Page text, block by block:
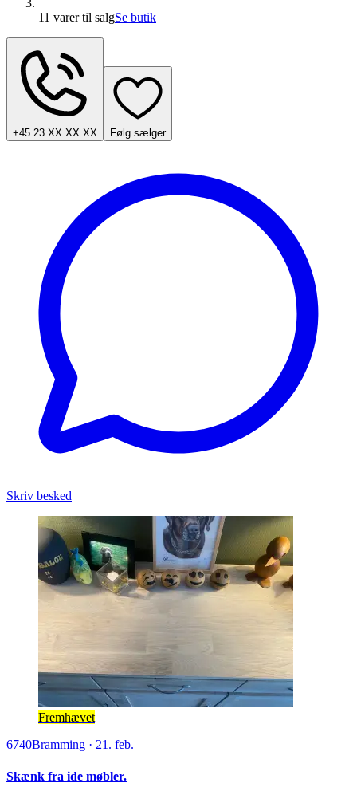
11 varertil salgSe butik
+45 23 XX XX XX Følg sælger
Skriv besked
Fremhævet
6740Bramming · 21. feb.
Skænk fra ide møbler.